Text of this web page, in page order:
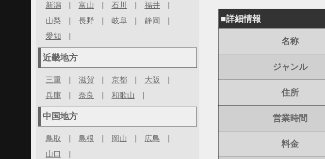
■詳細情報
名称
ジャンル
住所
営業時間
料金
新潟 富山 石川 福井|
山梨
長野 岐阜| 静岡
愛知
近畿地方
三重 | 滋賀 | 京都| 大阪 |
兵庫| 奈良 | 和歌山 |
中国地方
鳥取 | 島根 | 岡山 | 広島 |
山口 |